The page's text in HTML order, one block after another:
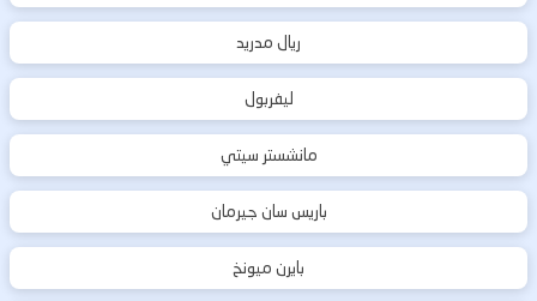
ريال مدريد
ليفربول
مانشستر سيتي
باريس سان جيرمان
بايرن ميونخ